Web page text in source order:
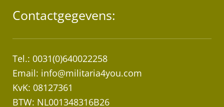
Contactgegevens:
Tel.: 0031(0)640022258
Email: info@militaria4you.com
KvK: 08127361
BTW: NL001348316B26